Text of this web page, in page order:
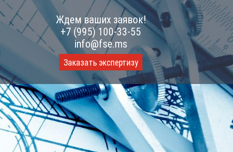
Ждем ваших заявок!
+7 (995) 100-33-55
info@fse.ms
Заказать экспертизу